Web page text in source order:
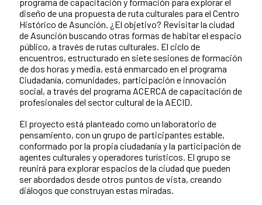
diseño de una propuesta de ruta culturales para el Centro
Histórico de Asunción. ¿El objetivo? Revisitar la ciudad
de Asunción buscando otras formas de habitar el espacio
público, a través de rutas culturales. El ciclo de
encuentros, estructurado en siete sesiones de formación
de dos horas y media, está enmarcado en el programa
Ciudadanía, comunidades, participación e innovación
social, a través del programa ACERCA de capacitación de
profesionales del sector cultural de la AECID.
El proyecto está planteado como un laboratorio de
pensamiento, con un grupo de participantes estable,
conformado por la propia ciudadanía y la participación de
agentes culturales y operadores turísticos. El grupo se
reunirá para explorar espacios de la ciudad que pueden
ser abordados desde otros puntos de vista, creando
diálogos que construyan estas miradas.